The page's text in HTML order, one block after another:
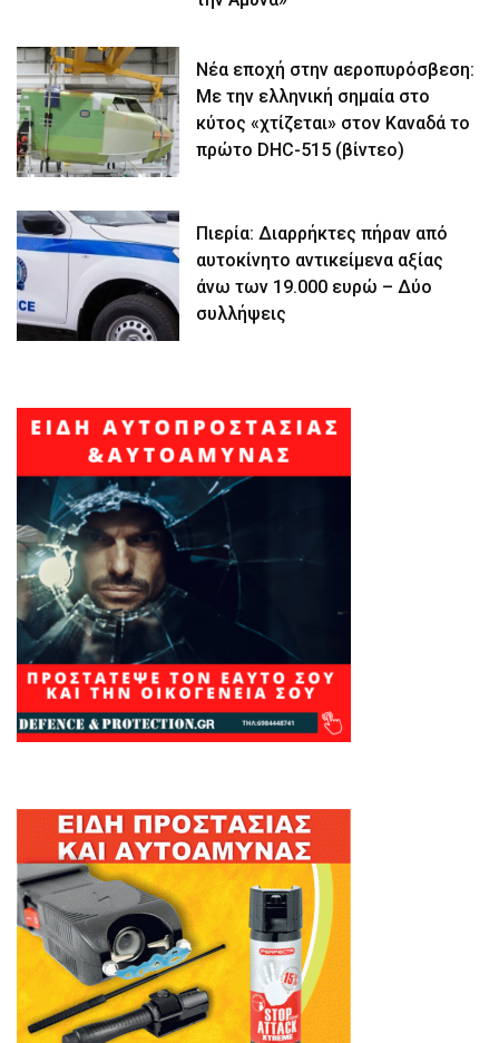
Νέα εποχή στην αεροπυρόσβεση:
Με την ελληνική σημαία στο
κύτος «χτίζεται» στον Καναδά το
πρώτο DHC-515 (βίντεο)
Πιερία: Διαρρήκτες πήραν από
αυτοκίνητο αντικείμενα αξίας
άνω των 19.000 ευρώ – Δύο
συλλήψεις